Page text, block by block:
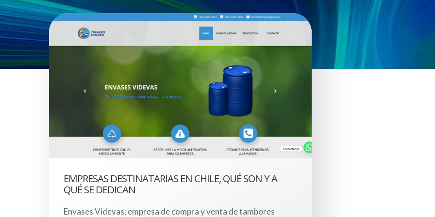
EMPRESAS DESTINATARIAS EN CHILE, QUÉ SON Y A
QUÉ SE DEDICAN
Envases Videvas, empresa de compra y venta de tambores